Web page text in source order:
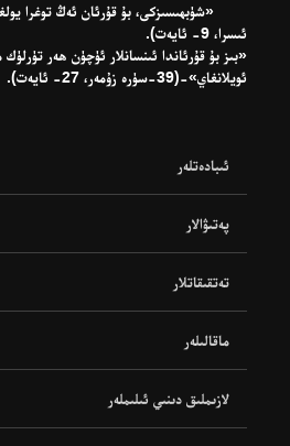
ئىسرا، 9- ئايەت).
«بىز بۇ قۇرئاندا ئىنسانلار ئۈچۈن ھەر تۈرلۈك
ئويلانغاي»-(39-سۈرە زۇمەر، 27- ئايەت).
ئىبادەتلەر
پەتىۋالار
تەتقىقاتلار
ماقالىلەر
لازىملىق دىنىي ئىلىملەر